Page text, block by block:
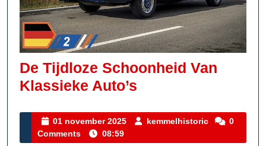
De Tijdloze Schoonheid Van
Klassieke Auto’s
Schoonheid
01 november 2025
01
kemmelhistoric
0
Comments
08:59